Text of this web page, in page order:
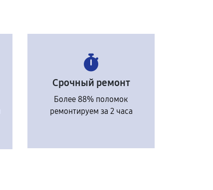
Срочный ремонт
Более 88% поломок
ремонтируем за 2 часа